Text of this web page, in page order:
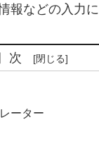
などの入力に
次
ーター